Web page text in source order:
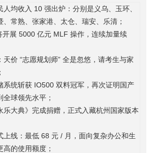
均收入 10 强出炉：分别是义乌、玉环、
、常熟、张家港、太仓、瑞安、乐清；
开展 5000 亿元 MLF 操作，连续加量续
天价 “志愿规划师” 全是忽悠，请考生与家
系统斩获 IO500 双料冠军，再次证明国产
球领先水平；
乐大典》完成捐赠，正式入藏杭州国家版本
上线：最低 68 元 / 月，面向复杂办公和生
的使用额度；